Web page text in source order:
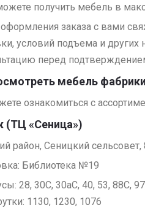
получить мебель в
заказа с вами
условий подъема и
перед
мебель
ознакомиться с
(ТЦ «Сеница»)
район, Сеницкий сельсовет,
Библиотека №19
28, 30С, 30аС, 40, 53, 88С,
1130, 1230, 1076